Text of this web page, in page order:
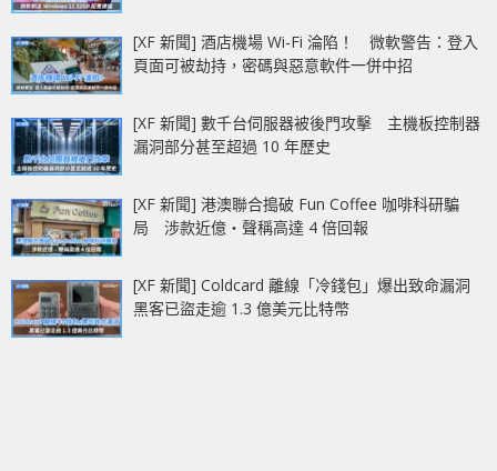
[XF 新聞] 酒店機場 Wi-Fi 淪陷！ 微軟警告：登入
頁面可被劫持，密碼與惡意軟件一併中招
[XF 新聞] 數千台伺服器被後門攻擊 主機板控制器
漏洞部分甚至超過 10 年歷史
[XF 新聞] 港澳聯合搗破 Fun Coffee 咖啡科研騙
局 涉款近億‧聲稱高達 4 倍回報
[XF 新聞] Coldcard 離線「冷錢包」爆出致命漏洞
黑客已盜走逾 1.3 億美元比特幣